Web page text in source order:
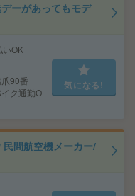
ーがあってもモデ
いOK
90番
ク通勤O
気になる!
民間航空機メーカー/